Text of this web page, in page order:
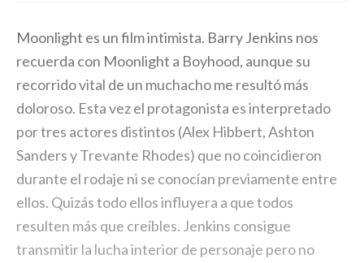
Moonlight es un film intimista. Barry Jenkins nos
recuerda con Moonlight a Boyhood, aunque su
recorrido vital de un muchacho me resultó más
doloroso. Esta vez el protagonista es interpretado
por tres actores distintos (Alex Hibbert, Ashton
Sanders y Trevante Rhodes) que no coincidieron
durante el rodaje ni se conocían previamente entre
ellos. Quizás todo ellos influyera a que todos
resulten más que creíbles. Jenkins consigue
transmitir la lucha interior de personaje pero no